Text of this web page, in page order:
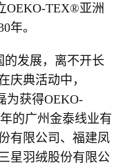
OEKO-TEX®亚洲
年。
的发展，离不开长
庆典活动中，
为获得OEKO-
的广州金泰线业有
有限公司、福建凤
星羽绒股份有限公